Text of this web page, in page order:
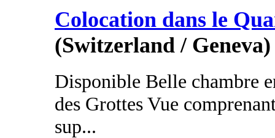
Colocation dans le
(Switzerland / Geneva)
Disponible Belle chambre
des Grottes Vue
sup...